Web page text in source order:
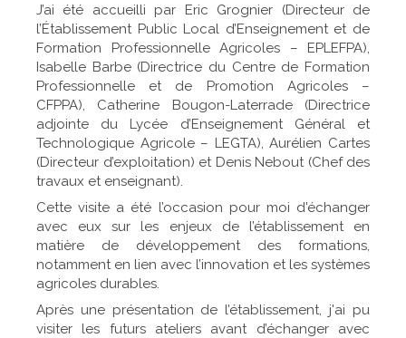
J’ai été accueilli par Eric Grognier (Directeur de
l’Établissement Public Local d’Enseignement et de
Formation Professionnelle Agricoles – EPLEFPA),
Isabelle Barbe (Directrice du Centre de Formation
Professionnelle et de Promotion Agricoles –
CFPPA), Catherine Bougon-Laterrade (Directrice
adjointe du Lycée d’Enseignement Général et
Technologique Agricole – LEGTA), Aurélien Cartes
(Directeur d’exploitation) et Denis Nebout (Chef des
travaux et enseignant).
Cette visite a été l’occasion pour moi d'échanger
avec eux sur les enjeux de l’établissement en
matière de développement des formations,
notamment en lien avec l’innovation et les systèmes
agricoles durables.
Après une présentation de l’établissement, j'ai pu
visiter les futurs ateliers avant d’échanger avec